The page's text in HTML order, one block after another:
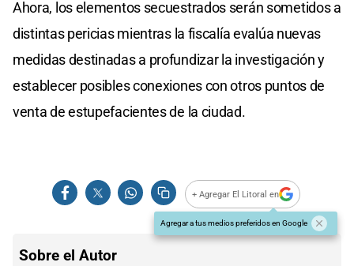
Ahora, los elementos secuestrados serán sometidos a
distintas pericias mientras la fiscalía evalúa nuevas
medidas destinadas a profundizar la investigación y
establecer posibles conexiones con otros puntos de
venta de estupefacientes de la ciudad.
+ Agregar El Litoral en
Agregar a tus medios preferidos en Google
Sobre el Autor